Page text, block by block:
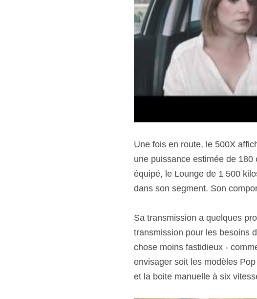
Une fois en route, le 500X
une puissance estimée de
équipé, le Lounge de 1 500
dans son segment. Son
Sa transmission a quelques
transmission pour les besoins
chose moins fastidieux -
envisager soit les modèles
et la boite manuelle à six